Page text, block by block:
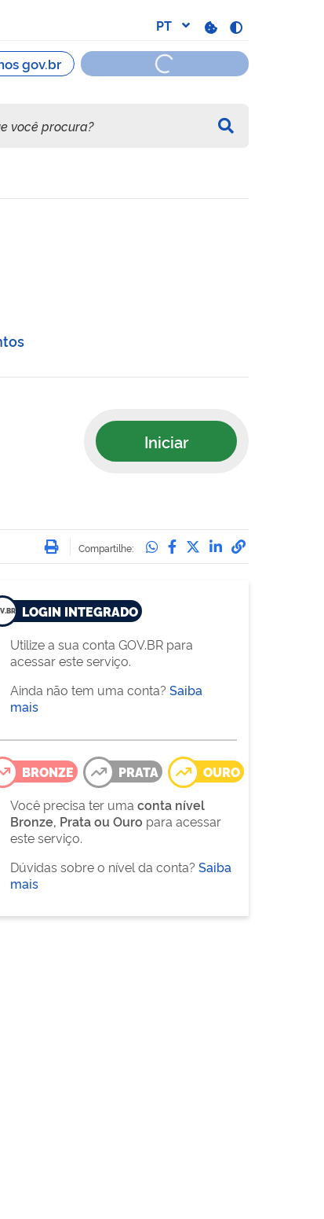
Iniciar
Imprimir
Compartilhe: Compartilhe no
Compartilhe no
Compartilhe no
Compartilhe
LOGIN INTEGRADO
Utilize a sua conta GOV.BR para
acessar este serviço.
Ainda não tem uma conta? Saiba
mais
BRONZE PRATA
OURO
Você precisa ter uma conta nível
Bronze, Prata ou Ouro para acessar
este serviço.
Dúvidas sobre o nível da conta? Saiba
mais